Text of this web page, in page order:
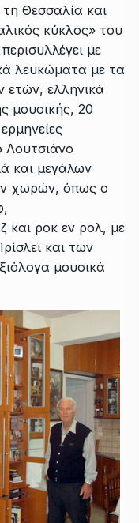
Θεσσαλία και
κύκλος» του
με
λευκώματα με τα
ετών, ελληνικά
μουσικής, 20
και μεγάλων
χωρών, όπως ο
και ροκ εν ρολ, με
και των
μουσικά